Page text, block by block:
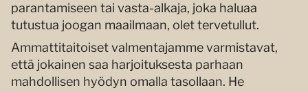
parantamiseen tai vasta-alkaja, joka haluaa
tutustua joogan maailmaan, olet tervetullut.
Ammattitaitoiset valmentajamme varmistavat,
että jokainen saa harjoituksesta parhaan
mahdollisen hyödyn omalla tasollaan. He